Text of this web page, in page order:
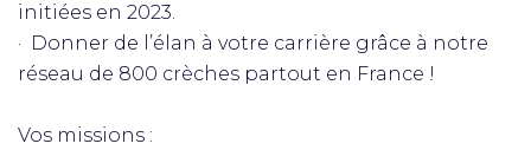
initiées en 2023.
· Donner de l’élan à votre carrière grâce à notre
réseau de 800 crèches partout en France !
Vos missions :